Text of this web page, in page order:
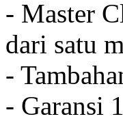
- Master
dari satu
-
- Garansi